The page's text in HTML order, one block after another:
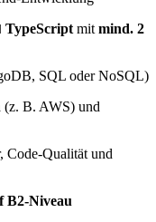
TypeScript mit mind. 2
SQL oder NoSQL)
(z. B. AWS) und
Code-Qualität und
B2-Niveau